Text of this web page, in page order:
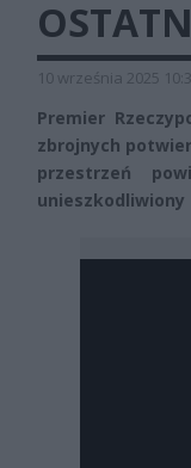
10 września 2025
Premier
zbrojnych
przestrzeń
unieszkodliwiony